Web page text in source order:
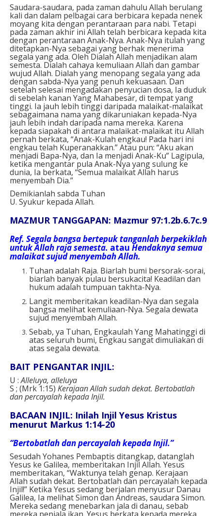
Saudara-saudara, pada zaman dahulu Allah berulang
kali dan dalam pelbagai cara berbicara kepada nenek
moyang kita dengan perantaraan para nabi. Tetapi
pada zaman akhir ini Allah telah berbicara kepada kita
dengan perantaraan Anak-Nya. Anak-Nya itulah yang
ditetapkan-Nya sebagai yang berhak menerima
segala yang ada. Oleh Dialah Allah menjadikan alam
semesta. Dialah cahaya kemuliaan Allah dan gambar
wujud Allah. Dialah yang menopang segala yang ada
dengan sabda-Nya yang penuh kekuasaan. Dan
setelah selesai mengadakan penyucian dosa, Ia duduk
di sebelah kanan Yang Mahabesar, di tempat yang
tinggi. Ia jauh lebih tinggi daripada malaikat-malaikat
sebagaimana nama yang dikaruniakan kepada-Nya
jauh lebih indah daripada nama mereka. Karena
kepada siapakah di antara malaikat-malaikat itu Allah
pernah berkata, “Anak-Kulah engkau! Pada hari ini
engkau telah Kuperanakkan.” Atau pun: “Aku akan
menjadi Bapa-Nya, dan Ia menjadi Anak-Ku” Lagipula,
ketika mengantar pula Anak-Nya yang sulung ke
dunia, Ia berkata, “Semua malaikat Allah harus
menyembah Dia.”
Demikianlah sabda Tuhan
U. Syukur kepada Allah.
MAZMUR TANGGAPAN: Mazmur 97:1.2b.6.7c.9
Ref. Segala bangsa bertepuk tanganlah berpekiklah
untuk Allah raja semesta. atau Hendaknya semua
malaikat sujud menyembah Allah.
Tuhan adalah Raja. Biarlah bumi bersorak-sorai,
biarlah banyak pulau bersukacita! Keadilan dan
hukum adalah tumpuan takhta-Nya.
Langit memberitakan keadilan-Nya dan segala
bangsa melihat kemuliaan-Nya. Segala dewata
sujud menyembah Allah.
Sebab, ya Tuhan, Engkaulah Yang Mahatinggi di
atas seluruh bumi, Engkau sangat dimuliakan di
atas segala dewata.
BAIT PENGANTAR INJIL:
U :Alleluya, alleluya
S ; (Mrk 1:15) Kerajaan Allah sudah dekat. Bertobatlah
dan percayalah kepada Injil.
BACAAN INJIL: Inilah Injil Yesus Kristus
menurut Markus 1:14-20
“Bertobatlah dan percayalah kepada Injil.”
Sesudah Yohanes Pembaptis ditangkap, datanglah
Yesus ke Galilea, memberitakan Injil Allah. Yesus
memberitakan, “Waktunya telah genap. Kerajaan
Allah sudah dekat. Bertobatlah dan percayalah kepada
Injil!” Ketika Yesus sedang berjalan menyusur Danau
Galilea, Ia melihat Simon dan Andreas, saudara Simon.
Mereka sedang menebarkan jala di danau, sebab